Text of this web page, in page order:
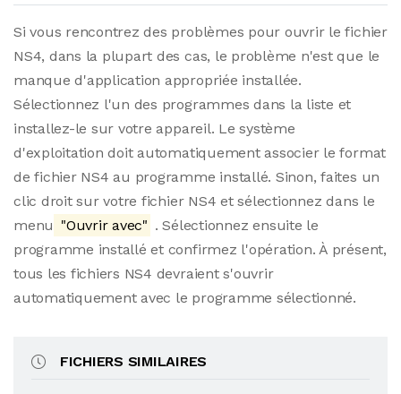
Si vous rencontrez des problèmes pour ouvrir le fichier
NS4, dans la plupart des cas, le problème n'est que le
manque d'application appropriée installée.
Sélectionnez l'un des programmes dans la liste et
installez-le sur votre appareil. Le système
d'exploitation doit automatiquement associer le format
de fichier NS4 au programme installé. Sinon, faites un
clic droit sur votre fichier NS4 et sélectionnez dans le
menu "Ouvrir avec" . Sélectionnez ensuite le
programme installé et confirmez l'opération. À présent,
tous les fichiers NS4 devraient s'ouvrir
automatiquement avec le programme sélectionné.
FICHIERS SIMILAIRES